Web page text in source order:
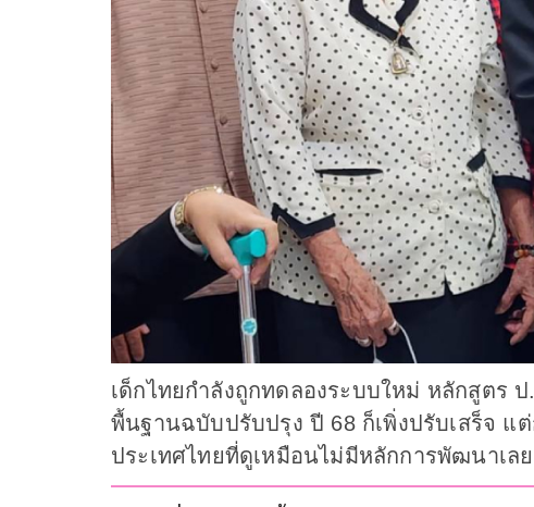
เด็กไทยกำลังถูกทดลองระบบใหม่ หลักสูตร
พื้นฐานฉบับปรับปรุง ปี 68 ก็เพิ่งปรับเสร็จ
ประเทศไทยที่ดูเหมือนไม่มีหลักการพัฒนาเลย